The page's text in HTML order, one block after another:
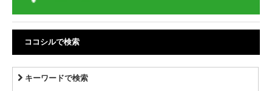
ココシルで検索
キーワードで検索